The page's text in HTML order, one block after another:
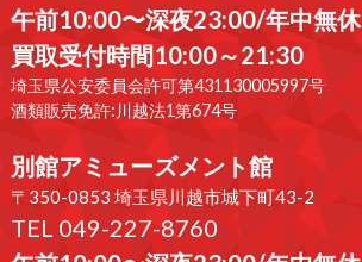
午前10:00〜深夜23:00/年中無休
買取受付時間10:00～21:30
埼玉県公安委員会許可第431130005997号
酒類販売免許:川越法1第674号
別館アミューズメント館
〒350-0853 埼玉県川越市城下町43-2
TEL 049-227-8760